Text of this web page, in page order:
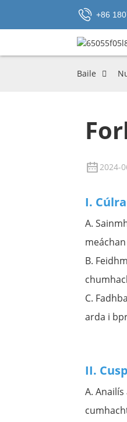
+86
Baile
2024-
I.
A.
B.
C.
​​​​arda i
II.
A.